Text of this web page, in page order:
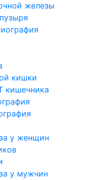
железы
кишки
кишечника
у женщин
у мужчин